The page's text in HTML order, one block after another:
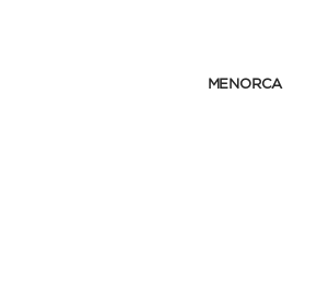
MENORCA